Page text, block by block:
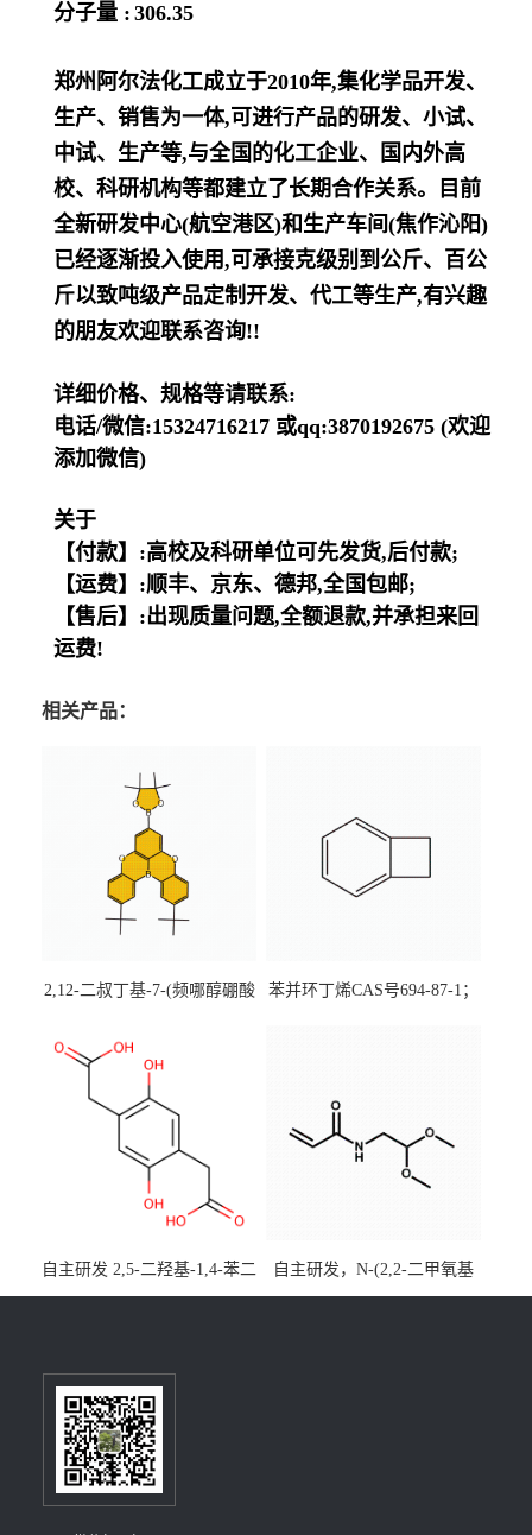
分子量 : 306.35
郑州阿尔法化工成立于2010年,集化学品开发、
生产、销售为一体,可进行产品的研发、小试、
中试、生产等,与全国的化工企业、国内外高
校、科研机构等都建立了长期合作关系。目前
全新研发中心(航空港区)和生产车间(焦作沁阳)
已经逐渐投入使用,可承接克级别到公斤、百公
斤以致吨级产品定制开发、代工等生产,有兴趣
的朋友欢迎联系咨询!!
详细价格、规格等请联系:
电话/微信:15324716217 或qq:3870192675 (欢迎
添加微信)
关于
【付款】:高校及科研单位可先发货,后付款;
【运费】:顺丰、京东、德邦,全国包邮;
【售后】:出现质量问题,全额退款,并承担来回
运费!
相关产品：
2,12-二叔丁基-7-(频哪醇硼酸
[3,2,1-de]蒽CAS号2648896-
装，实验室现货直发
苯并环丁烯CAS号694-87-1；
自主研发 2,5-二羟基-1,4-苯二
乙酸CAS号5488-16-4；公斤
百公斤级可供应
自主研发，N-(2,2-二甲氧基
乙基)丙烯酰胺CAS号49707-